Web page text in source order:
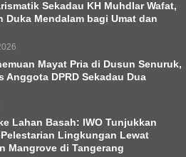
Sekadau KH Muhdlar Wafat,
Duka Mendalam bagi Umat dan
Mayat Pria di Dusun Senuruk,
Anggota DPRD Sekadau Dua
Lahan Basah: IWO Tunjukkan
Lingkungan Lewat
Mangrove di Tangerang